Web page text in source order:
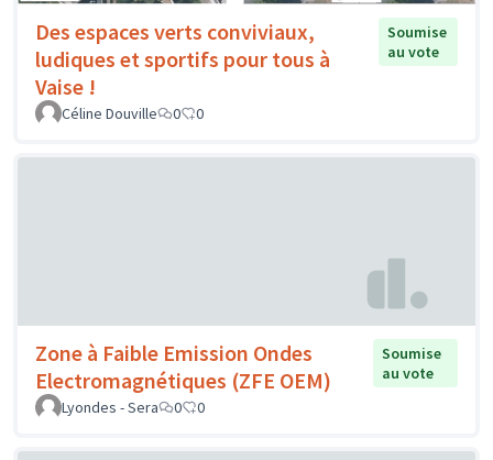
Des espaces verts conviviaux,
ludiques et sportifs pour tous à
Vaise !
Soumise
au vote
Céline Douville 0 0
Zone à Faible Emission Ondes
Electromagnétiques (ZFE OEM)
Soumise
au vote
Lyondes - Sera
0 0